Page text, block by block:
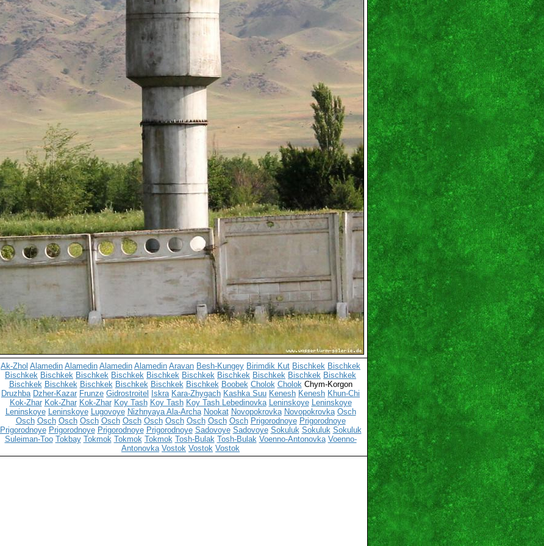
Ak-Zhol Alamedin Alamedin Alamedin Alamedin Aravan Besh-Kungey Birimdik Kut Bischkek Bischkek
Bischkek Bischkek Bischkek Bischkek Bischkek Bischkek Bischkek Bischkek Bischkek Bischkek
Bischkek Bischkek Bischkek Bischkek Bischkek Bischkek Boobek Cholok CholokChym-Korgon
Druzhba Dzher-Kazar Frunze Gidrostroitel Iskra Kara-Zhygach Kashka Suu Kenesh Kenesh Khun-Chi
Kok-Zhar Kok-Zhar Kok-Zhar Koy Tash Koy Tash Koy Tash Lebedinovka Leninskoye Leninskoye
Leninskoye Leninskoye Lugovoye Nizhnyaya Ala-Archa Nookat Novopokrovka Novopokrovka Osch
Osch Osch Osch Osch Osch Osch Osch Osch Osch Osch Osch Prigorodnoye Prigorodnoye
Prigorodnoye Prigorodnoye Prigorodnoye Prigorodnoye Sadovoye Sadovoye Sokuluk Sokuluk Sokuluk
Suleiman-Too Tokbay Tokmok Tokmok Tokmok Tosh-Bulak Tosh-Bulak Voenno-Antonovka Voenno-
Antonovka Vostok Vostok Vostok